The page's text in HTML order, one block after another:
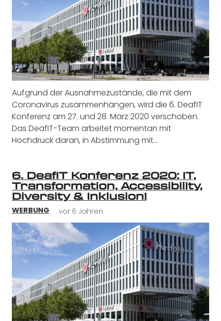
Aufgrund der Ausnahmezustände, die mit dem
Coronavirus zusammenhängen, wird die 6. DeafIT
Konferenz am 27. und 28. März 2020 verschoben.
Das DeafIT-Team arbeitet momentan mit
Hochdruck daran, in Abstimmung mit…
6. DeafIT Konferenz 2020: IT,
Transformation, Accessibility,
Diversity & Inklusion!
WERBUNG vor 6 Jahren